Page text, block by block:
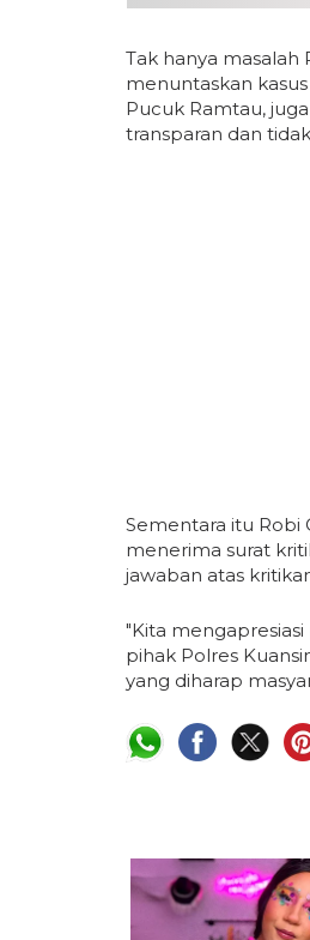
Tak hanya masalah
menuntaskan
Pucuk Ramtau,
transparan dan
Sementara itu Robi
menerima surat
jawaban atas
"Kita
pihak Polres
yang diharap